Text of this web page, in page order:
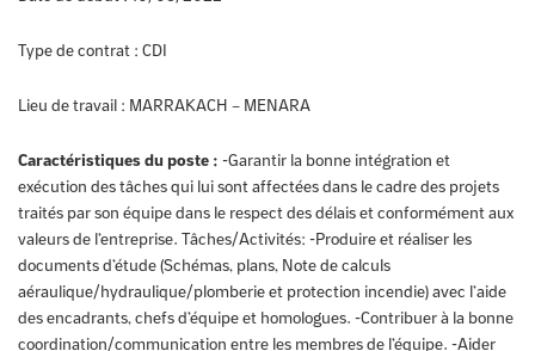
Type de contrat : CDI
Lieu de travail : MARRAKACH – MENARA
Caractéristiques du poste : -Garantir la bonne intégration et
exécution des tâches qui lui sont affectées dans le cadre des projets
traités par son équipe dans le respect des délais et conformément aux
valeurs de l’entreprise. Tâches/Activités: -Produire et réaliser les
documents d’étude (Schémas, plans, Note de calculs
aéraulique/hydraulique/plomberie et protection incendie) avec l’aide
des encadrants, chefs d’équipe et homologues. -Contribuer à la bonne
coordination/communication entre les membres de l’équipe. -Aider